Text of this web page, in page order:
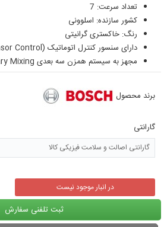
تعداد سرعت: 7
کشور سازنده: اسلوونی
رنگ: خاکستری گرانیتی
دارای سنسور کنترل اتوماتیک (Sensor Control)
مجهز به سیستم همزن سه بعدی Planetary Mixing
برند محصول
گارانتی
گارانتی اصالت و سلامت فیزیکی کالا
در انبار موجود نیست
ثبت تلفنی سفارش